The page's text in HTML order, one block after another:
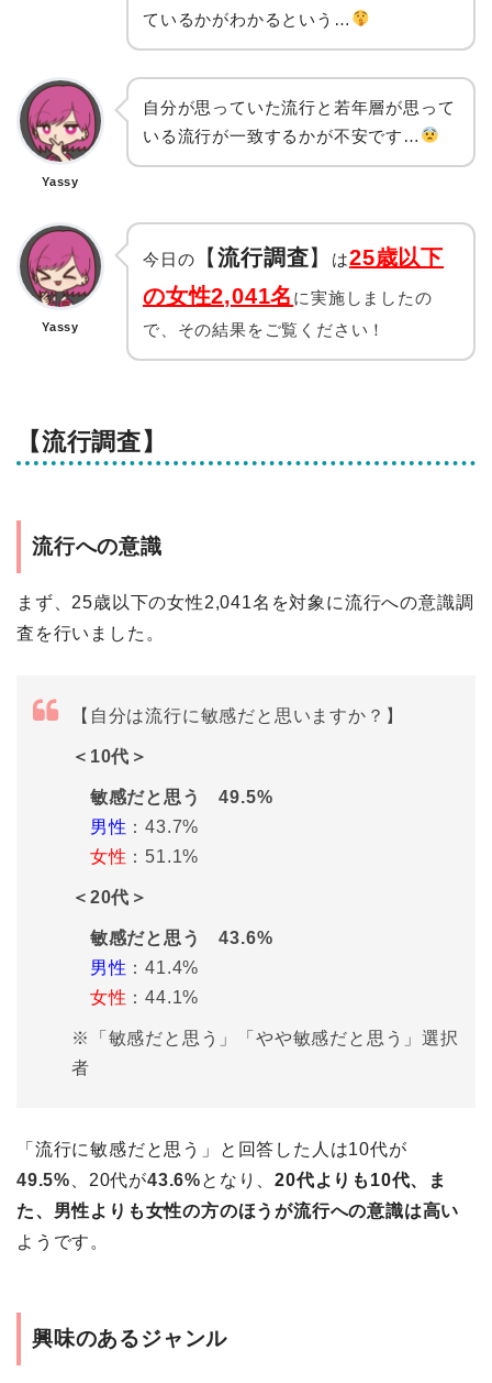
ているかがわかるという…
Yassy
自分が思っていた流行と若年層が思って
いる流行が一致するかが不安です…
Yassy
今日の 【流行調査】 は25歳以下
の女性2,041名 に実施しましたの
で、その結果をご覧ください！
【流行調査】
流行への意識
まず、25歳以下の女性2,041名を対象に流行への意識調
査を行いました。
【自分は流行に敏感だと思いますか？】
＜10代＞
敏感だと思う 49.5%
男性 ：43.7%
女性 ：51.1%
＜20代＞
敏感だと思う 43.6%
男性 ：41.4%
女性 ：44.1%
※「敏感だと思う」「やや敏感だと思う」選択
者
「流行に敏感だと思う」と回答した人は10代が
49.5% 、20代が43.6%となり、20代よりも10代、ま
た、男性よりも女性の方のほうが流行への意識は高い
ようです。
興味のあるジャンル